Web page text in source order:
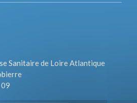
Sanitaire de Loire Atlantique